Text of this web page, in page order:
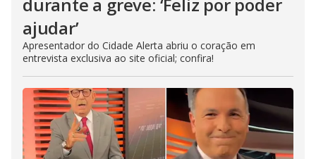
ajudar’
Apresentador do Cidade Alerta abriu o coração em
entrevista exclusiva ao site oficial; confira!